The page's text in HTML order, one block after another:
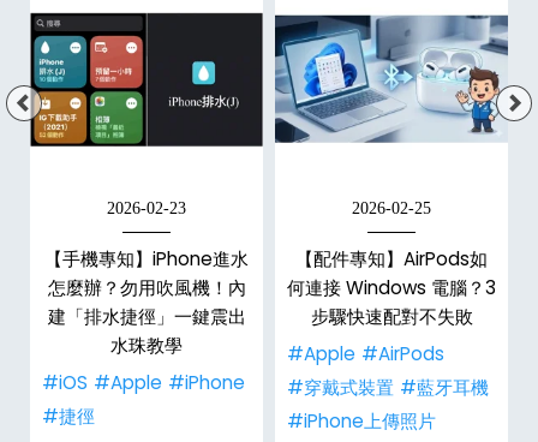
2026-02-23
【手機專知】iPhone進水
怎麼辦？勿用吹風機！內
建「排水捷徑」一鍵震出
水珠教學
#iOS #Apple #iPhone
#捷徑
2026-02-25
【配件專知】AirPods如
何連接 Windows 電腦？3
步驟快速配對不失敗
#Apple #AirPods
#穿戴式裝置 #藍牙耳機
#iPhone上傳照片